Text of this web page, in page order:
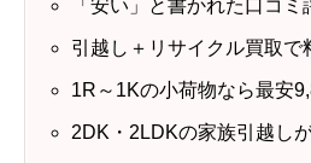
「安い」と書かれた口コミ
引越し＋リサイクル買取で
1R～1Kの小荷物なら最安
2DK・2LDKの家族引越し